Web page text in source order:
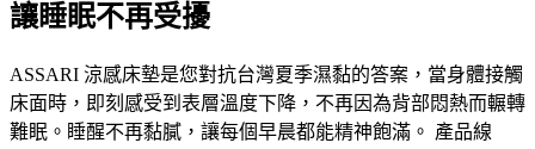
讓睡眠不再受擾
ASSARI 涼感床墊是您對抗台灣夏季濕黏的答案，當身體接觸
床面時，即刻感受到表層溫度下降，不再因為背部悶熱而輾轉
難眠。睡醒不再黏膩，讓每個早晨都能精神飽滿。 產品線